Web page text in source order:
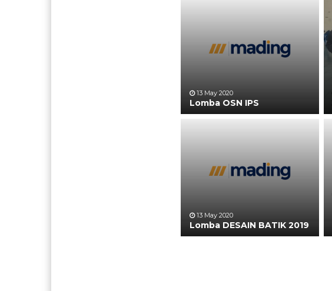
13 May 2020
Lomba OSN IPS
13 May 2020
Lomba DESAIN BATIK 2019